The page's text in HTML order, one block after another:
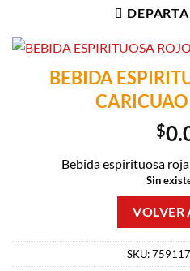
BEBIDA
$
Bebida espirituosa
Sin
SKU: